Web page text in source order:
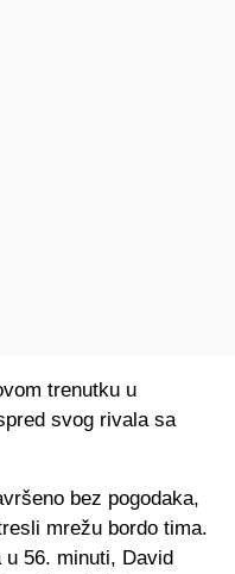
trenutku u
svog rivala sa
bez pogodaka,
mrežu bordo tima.
u 56. minuti, David